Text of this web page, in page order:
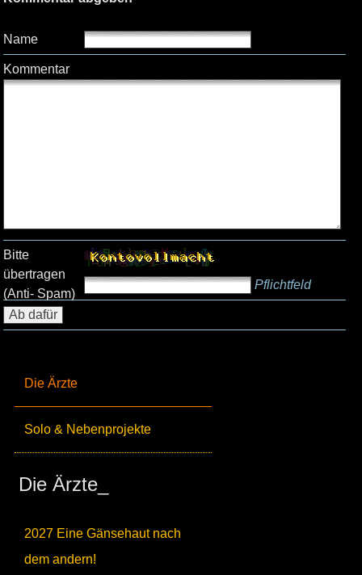
Die Ärzte
Solo & Nebenprojekte
Die Ärzte_
2027 Eine Gänsehaut nach
dem andern!
Name
Kommentar
Bitte
übertragen
(Anti- Spam)
Pflichtfeld